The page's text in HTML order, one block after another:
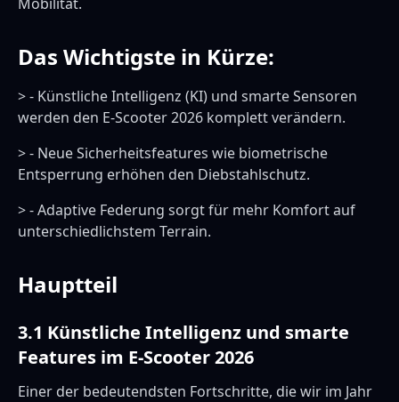
Das Wichtigste in Kürze:
> - Künstliche Intelligenz (KI) und smarte Sensoren
werden den E-Scooter 2026 komplett verändern.
> - Neue Sicherheitsfeatures wie biometrische
Entsperrung erhöhen den Diebstahlschutz.
> - Adaptive Federung sorgt für mehr Komfort auf
unterschiedlichstem Terrain.
Hauptteil
3.1 Künstliche Intelligenz und smarte
Features im E-Scooter 2026
Einer der bedeutendsten Fortschritte, die wir im Jahr